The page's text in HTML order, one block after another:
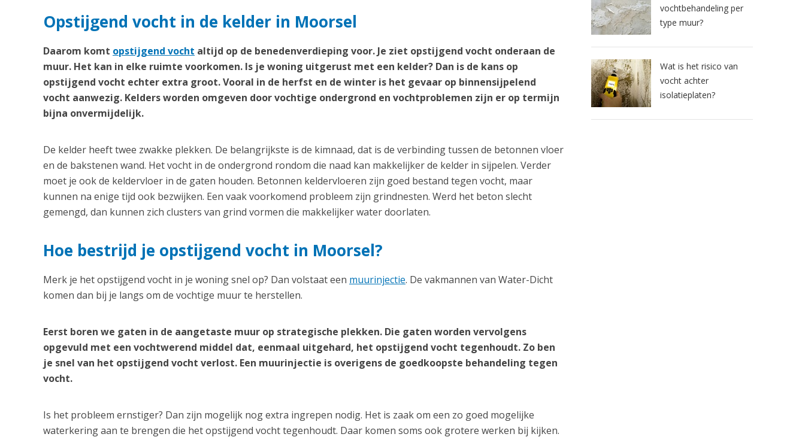
Opstijgend vocht in de kelder in Moorsel
Daarom komt opstijgend vocht altijd op de benedenverdieping voor. Je ziet opstijgend vocht onderaan de
muur. Het kan in elke ruimte voorkomen. Is je woning uitgerust met een kelder? Dan is de kans op
opstijgend vocht echter extra groot. Vooral in de herfst en de winter is het gevaar op binnensijpelend
vocht aanwezig. Kelders worden omgeven door vochtige ondergrond en vochtproblemen zijn er op termijn
bijna onvermijdelijk.
De kelder heeft twee zwakke plekken. De belangrijkste is de kimnaad, dat is de verbinding tussen de betonnen vloer
en de bakstenen wand. Het vocht in de ondergrond rondom die naad kan makkelijker de kelder in sijpelen. Verder
moet je ook de keldervloer in de gaten houden. Betonnen keldervloeren zijn goed bestand tegen vocht, maar
kunnen na enige tijd ook bezwijken. Een vaak voorkomend probleem zijn grindnesten. Werd het beton slecht
gemengd, dan kunnen zich clusters van grind vormen die makkelijker water doorlaten.
Hoe bestrijd je opstijgend vocht in Moorsel?
Merk je het opstijgend vocht in je woning snel op? Dan volstaat een muurinjectie. De vakmannen van Water-Dicht
komen dan bij je langs om de vochtige muur te herstellen.
Eerst boren we gaten in de aangetaste muur op strategische plekken. Die gaten worden vervolgens
opgevuld met een vochtwerend middel dat, eenmaal uitgehard, het opstijgend vocht tegenhoudt. Zo ben
je snel van het opstijgend vocht verlost. Een muurinjectie is overigens de goedkoopste behandeling tegen
vocht.
Is het probleem ernstiger? Dan zijn mogelijk nog extra ingrepen nodig. Het is zaak om een zo goed mogelijke
waterkering aan te brengen die het opstijgend vocht tegenhoudt. Daar komen soms ook grotere werken bij kijken.
vochtbehandeling per
type muur?
Wat is het risico van
vocht achter
isolatieplaten?